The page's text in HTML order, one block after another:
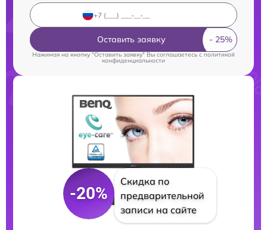
Оставить заявку
Нажимая на кнопку "Оставить заявку" Вы соглашаетесь cполитикой
конфиденциальности
-20%
Скидка по
предварительной
записи на сайте